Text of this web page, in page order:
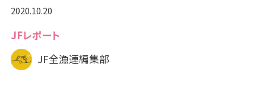
2020.10.20
JFレポート
JF全漁連編集部